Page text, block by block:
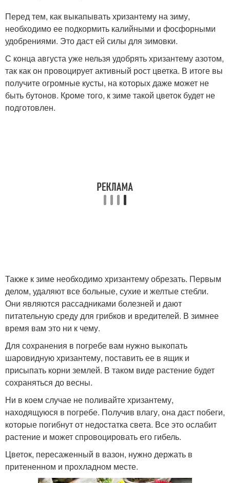
Перед тем, как выкапывать хризантему на зиму,
необходимо ее подкормить калийными и фосфорными
удобрениями. Это даст ей силы для зимовки.
С конца августа уже нельзя удобрять хризантему азотом,
так как он провоцирует активный рост цветка. В итоге вы
получите огромные кусты, на которых даже может не
быть бутонов. Кроме того, к зиме такой цветок будет не
подготовлен.
Также к зиме необходимо хризантему обрезать. Первым
делом, удаляют все больные, сухие и желтые стебли.
Они являются рассадниками болезней и дают
питательную среду для грибков и вредителей. В зимнее
время вам это ни к чему.
Для сохранения в погребе вам нужно выкопать
шаровидную хризантему, поставить ее в ящик и
присыпать корни землей. В таком виде растение будет
сохраняться до весны.
Ни в коем случае не поливайте хризантему,
находящуюся в погребе. Получив влагу, она даст побеги,
которые погибнут от недостатка света. Все это ослабит
растение и может спровоцировать его гибель.
Цветок, пересаженный в вазон, нужно держать в
притененном и прохладном месте.